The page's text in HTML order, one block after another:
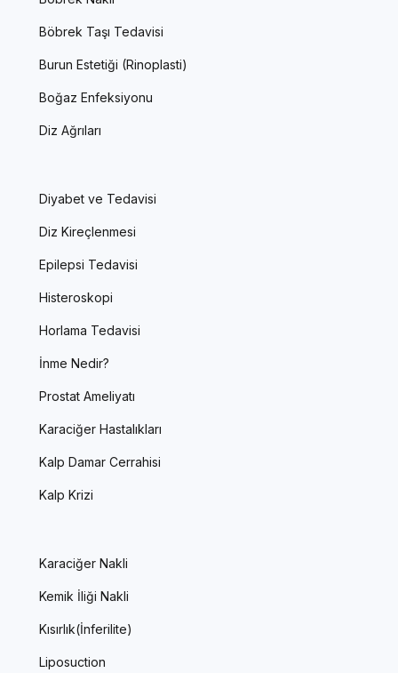
Böbrek Taşı Tedavisi
Burun Estetiği (Rinoplasti)
Boğaz Enfeksiyonu
Diz Ağrıları
Diyabet ve Tedavisi
Diz Kireçlenmesi
Epilepsi Tedavisi
Histeroskopi
Horlama Tedavisi
İnme Nedir?
Prostat Ameliyatı
Karaciğer Hastalıkları
Kalp Damar Cerrahisi
Kalp Krizi
Karaciğer Nakli
Kemik İliği Nakli
Kısırlık(İnferilite)
Liposuction